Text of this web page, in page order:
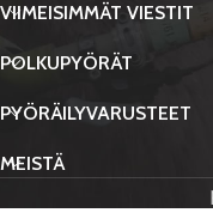
VIIMEISIMMÄT VIESTIT
POLKUPYÖRÄT
PYÖRÄILYVARUSTEET
MEISTÄ